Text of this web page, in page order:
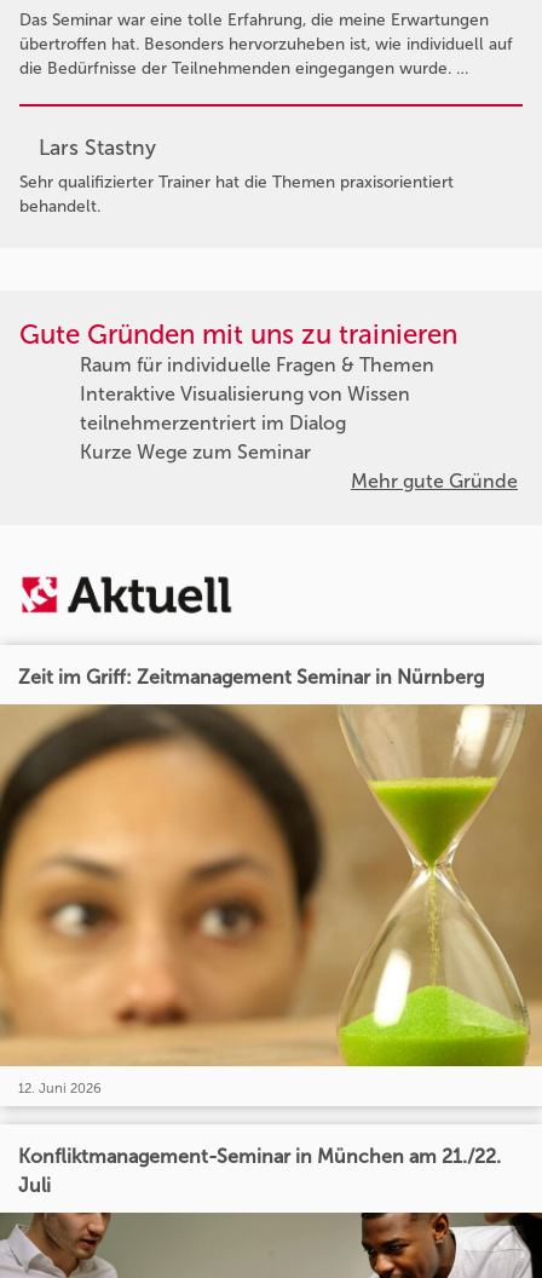
Das Seminar war eine tolle Erfahrung, die meine Erwartungen
übertroffen hat. Besonders hervorzuheben ist, wie individuell auf
die Bedürfnisse der Teilnehmenden eingegangen wurde. …
Lars Stastny
Sehr qualifizierter Trainer hat die Themen praxisorientiert
behandelt.
Gute Gründen mit uns zu trainieren
Raum für individuelle Fragen & Themen
Interaktive Visualisierung von Wissen
teilnehmerzentriert im Dialog
Kurze Wege zum Seminar
Mehr gute Gründe
Zeit im Griff: Zeitmanagement Seminar in Nürnberg
12. Juni 2026
Konfliktmanagement-Seminar in München am 21./22.
Juli